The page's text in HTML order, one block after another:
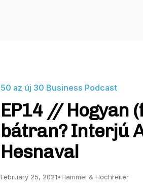
50 az új 30 Business Podcast
EP14 // Hogyan
bátran? Interjú
Hesnaval
February 25, 2021•Hammel & Hochreiter